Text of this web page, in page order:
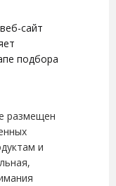
сайт
подбора
размещен
и